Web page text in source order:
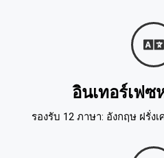
อินเทอร์เฟซ
รองรับ 12 ภาษา: อังกฤษ ฝรั่ง